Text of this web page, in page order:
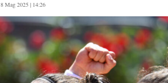
Mag 2025 | 14:26